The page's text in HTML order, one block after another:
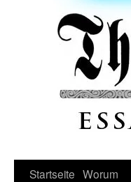
Startseite Worum